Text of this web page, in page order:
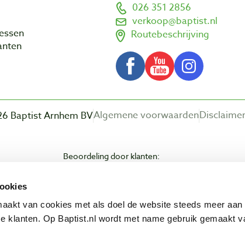
van cookies met als doel de website steeds meer aan
klanten. Op Baptist.nl wordt met name gebruik gemaakt
026 351 2856
verkoop@baptist.nl
Routebeschrijving
Algemene voorwaardenDisclaimer
Baptist Arnhem BV
Beoordeling door klanten: